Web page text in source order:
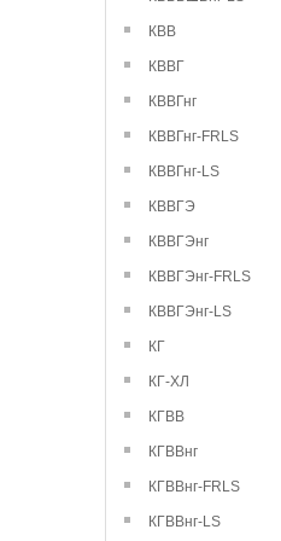
КВВ
КВВГ
КВВГнг
КВВГнг-FRLS
КВВГнг-LS
КВВГЭ
КВВГЭнг
КВВГЭнг-FRLS
КВВГЭнг-LS
КГ
КГ-ХЛ
КГВВ
КГВВнг
КГВВнг-FRLS
КГВВнг-LS